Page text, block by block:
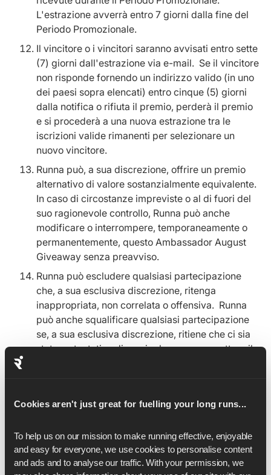
Cookies aren't just great for fuelling your long runs...
To help us on our mission to make running effective, enjoyable
and easy for everyone, we use cookies to personalise content
and ads and to analyse our traffic. With your permission, we
L'estrazione avverrà entro 7 giorni dalla fine del
Periodo Promozionale.
Il vincitore o i vincitori saranno avvisati entro sette
(7) giorni dall'estrazione via e-mail. Se il vincitore
non risponde fornendo un indirizzo valido (in uno
dei paesi sopra elencati) entro cinque (5) giorni
dalla notifica o rifiuta il premio, perderà il premio
e si procederà a una nuova estrazione tra le
iscrizioni valide rimanenti per selezionare un
nuovo vincitore.
Runna può, a sua discrezione, offrire un premio
alternativo di valore sostanzialmente equivalente.
In caso di circostanze impreviste o al di fuori del
suo ragionevole controllo, Runna può anche
modificare o interrompere, temporaneamente o
permanentemente, questo Ambassador August
Giveaway senza preavviso.
Runna può escludere qualsiasi partecipazione
che, a sua esclusiva discrezione, ritenga
inappropriata, non correlata o offensiva. Runna
può anche squalificare qualsiasi partecipazione
se, a sua esclusiva discrezione, ritiene che ci sia
stato un tentativo di manipolare o manomettere il
riguardanti il funzionamento di qualsiasi parte del
decisione di Runna sarà definitiva.
Runna utilizzerà i tuoi dati personali per gestire il